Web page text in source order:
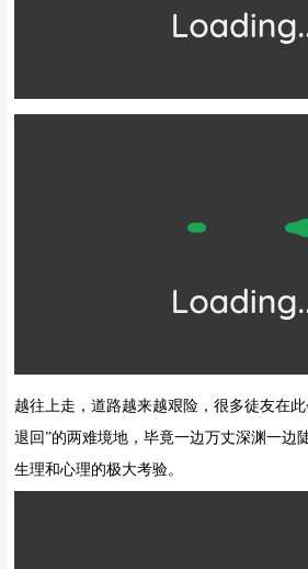
越往上走，道路越来越艰险，很多徒友在
退回”的两难境地，毕竟一边万丈深渊一边
生理和心理的极大考验。